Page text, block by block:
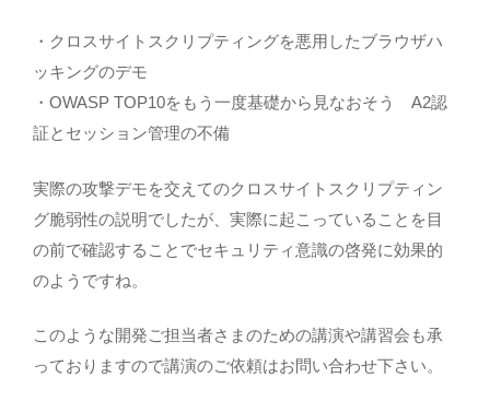
・クロスサイトスクリプティングを悪用したブラウザハ
ッキングのデモ
・OWASP TOP10をもう一度基礎から見なおそう A2認
証とセッション管理の不備
実際の攻撃デモを交えてのクロスサイトスクリプティン
グ脆弱性の説明でしたが、実際に起こっていることを目
の前で確認することでセキュリティ意識の啓発に効果的
のようですね。
このような開発ご担当者さまのための講演や講習会も承
っておりますので講演のご依頼はお問い合わせ下さい。